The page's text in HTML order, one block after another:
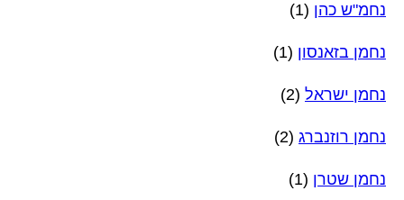
נחמ"ש כהן (1)
נחמן בזאנסון (1)
נחמן ישראל (2)
נחמן רוזנברג (2)
נחמן שטרן (1)